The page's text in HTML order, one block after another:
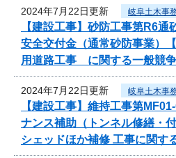
2024年7月22日更新 岐阜土木事
【建設工事】砂防工事第R6
安全交付金（通常砂防事業）
用道路工事 に関する一般競
2024年7月22日更新 岐阜土木事
【建設工事】維持工事第
ナンス補助（トンネル修繕・
シェッドほか補修 工事に関す